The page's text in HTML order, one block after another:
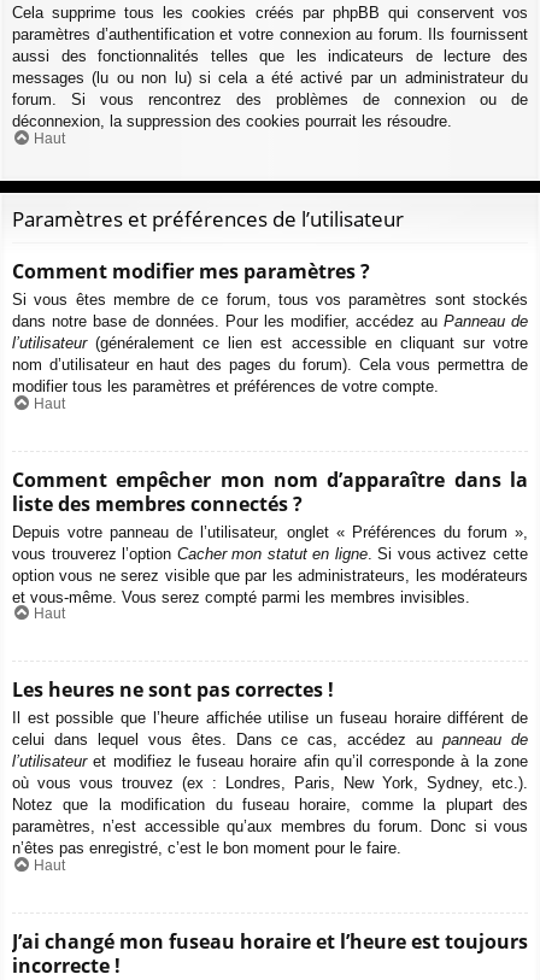
Cela supprime tous les cookies créés par phpBB qui conservent vos
paramètres d’authentification et votre connexion au forum. Ils fournissent
aussi des fonctionnalités telles que les indicateurs de lecture des
messages (lu ou non lu) si cela a été activé par un administrateur du
forum. Si vous rencontrez des problèmes de connexion ou de
déconnexion, la suppression des cookies pourrait les résoudre.
Haut
Paramètres et préférences de l’utilisateur
Comment modifier mes paramètres ?
Si vous êtes membre de ce forum, tous vos paramètres sont stockés
dans notre base de données. Pour les modifier, accédez au Panneau de
l’utilisateur(généralement ce lien est accessible en cliquant sur votre
nom d’utilisateur en haut des pages du forum). Cela vous permettra de
modifier tous les paramètres et préférences de votre compte.
Haut
Comment empêcher mon nom d’apparaître dans la
liste des membres connectés ?
Depuis votre panneau de l’utilisateur, onglet « Préférences du forum »,
vous trouverez l’option Cacher mon statut en ligne. Si vous activez cette
option vous ne serez visible que par les administrateurs, les modérateurs
et vous-même. Vous serez compté parmi les membres invisibles.
Haut
Les heures ne sont pas correctes !
Il est possible que l’heure affichée utilise un fuseau horaire différent de
celui dans lequel vous êtes. Dans ce cas, accédez aupanneau de
l’utilisateuret modifiez le fuseau horaire afin qu’il corresponde à la zone
où vous vous trouvez (ex : Londres, Paris, New York, Sydney, etc.).
Notez que la modification du fuseau horaire, comme la plupart des
paramètres, n’est accessible qu’aux membres du forum. Donc si vous
n’êtes pas enregistré, c’est le bon moment pour le faire.
Haut
J’ai changé mon fuseau horaire et l’heure est toujours
incorrecte !